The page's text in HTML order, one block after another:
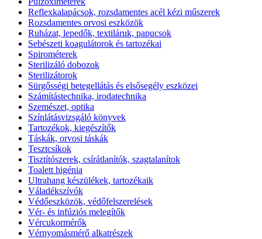
Reflexkalapácsok, rozsdamentes acél kézi műszerek
Rozsdamentes orvosi eszközök
Ruházat, lepedők, textiláruk, papucsok
Sebészeti koagulátorok és tartozékai
Spirométerek
Sterilizáló dobozok
Sterilizátorok
Sürgősségi betegellátás és elsősegély eszközei
Számítástechnika, irodatechnika
Szemészet, optika
Színlátásvizsgáló könyvek
Tartozékok, kiegészítők
Táskák, orvosi táskák
Tesztcsíkok
Tisztítószerek, csírátlanítók, szagtalanítok
Toalett higénia
Ultrahang készülékek, tartozékaik
Váladékszívók
Védőeszközök, védőfelszerelések
Vér- és infúziós melegítők
Vércukormérők
Vérnyomásmérő alkatrészek